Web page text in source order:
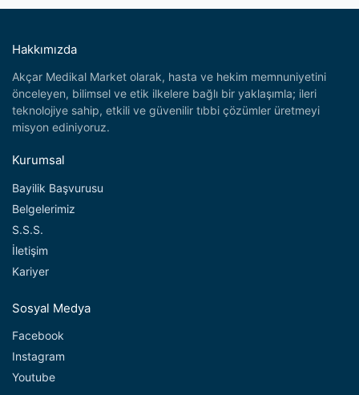
Hakkımızda
Akçar Medikal Market olarak, hasta ve hekim memnuniyetini
önceleyen, bilimsel ve etik ilkelere bağlı bir yaklaşımla; ileri
teknolojiye sahip, etkili ve güvenilir tıbbi çözümler üretmeyi
misyon ediniyoruz.
Kurumsal
Bayilik Başvurusu
Belgelerimiz
S.S.S.
İletişim
Kariyer
Sosyal Medya
Facebook
Instagram
Youtube